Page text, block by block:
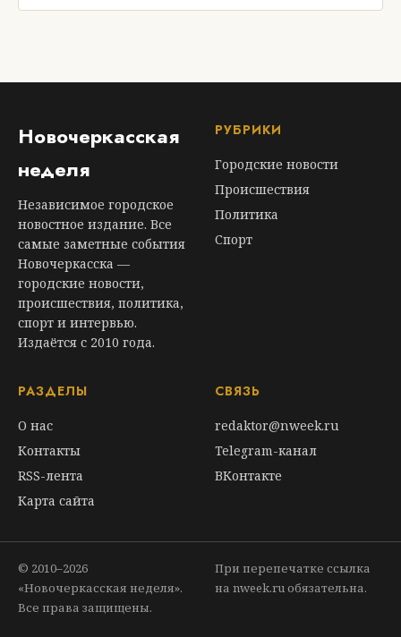
Новочеркасская
неделя
Независимое городское
новостное издание. Все
самые заметные события
Новочеркасска —
городские новости,
происшествия, политика,
спорт и интервью.
Издаётся с 2010 года.
РУБРИКИ
Городские новости
Происшествия
Политика
Спорт
РАЗДЕЛЫ
О нас
Контакты
RSS-лента
Карта сайта
СВЯЗЬ
redaktor@nweek.ru
Telegram-канал
ВКонтакте
© 2010–2026
«Новочеркасская неделя».
Все права защищены.
При перепечатке ссылка
на nweek.ru обязательна.